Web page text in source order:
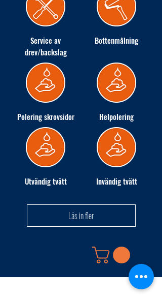
Service av
drev/backslag
Bottenmålning
Polering skrovsidor Helpolering
Utvändig tvätt Invändig tvätt
Läs in fler